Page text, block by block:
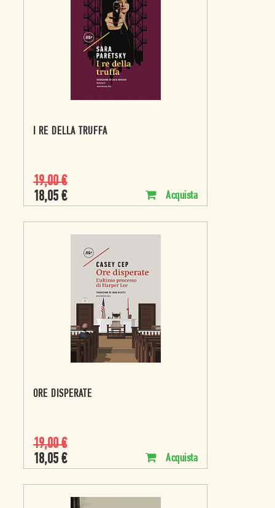
I RE DELLA TRUFFA
19,00€
18,05 € Acquista
ORE DISPERATE
19,00€
18,05 € Acquista